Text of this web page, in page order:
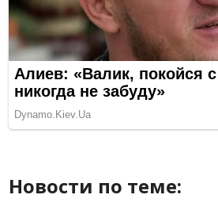
Новости по теме: